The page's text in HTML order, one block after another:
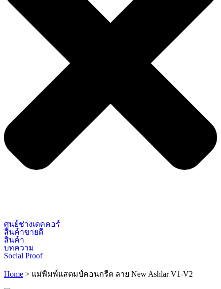
ศูนย์ช่างเดคคอร์
สินค้าขายดี
สินค้า
บทความ
Social Proof
Home > แม่พิมพ์แสตมป์คอนกรีต ลาย New Ashlar V1-V2